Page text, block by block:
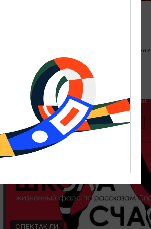
Зеленоградск, Кафе «Соленая ворона»
ОТ 300₽
СПЕКТАКЛИ